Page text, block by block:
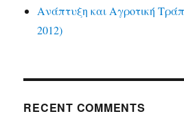
Ανάπτυξη και Αγροτική
2012)
RECENT COMMENTS